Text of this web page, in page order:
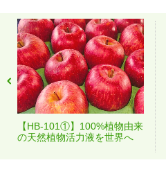
【HB-101①】100%植物由来
の天然植物活力液を世界へ